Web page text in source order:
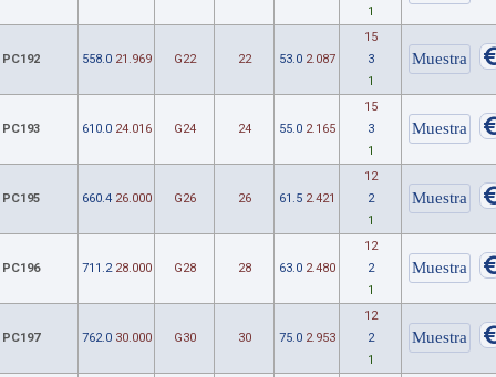
1
PC192 558.0 21.969 G22 22 53.0 2.087
15
3
1
PC193 610.0 24.016 G24 24 55.0 2.165
15
3
1
PC195 660.4 26.000 G26 26 61.5 2.421
12
2
1
PC196 711.2 28.000 G28 28 63.0 2.480
12
2
1
PC197 762.0 30.000 G30 30 75.0 2.953
12
2
1